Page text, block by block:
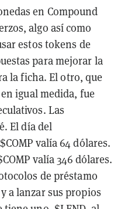
en Compound
algo así como
estos tokens de
para mejorar la
la ficha. El otro, que
igual medida, fue
Las
El día del
valía 64 dólares.
valía 346 dólares.
de préstamo
a lanzar sus propios